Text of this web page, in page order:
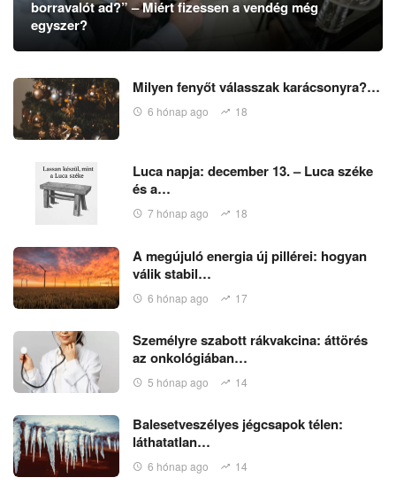
borravalót ad?” – Miért fizessen a vendég még
egyszer?
Milyen fenyőt válasszak karácsonyra?…
6 hónap ago 18
Luca napja: december 13. – Luca széke
és a…
7 hónap ago 18
A megújuló energia új pillérei: hogyan
válik stabil…
6 hónap ago 17
Személyre szabott rákvakcina: áttörés
az onkológiában…
5 hónap ago 14
Balesetveszélyes jégcsapok télen:
láthatatlan…
6 hónap ago 14